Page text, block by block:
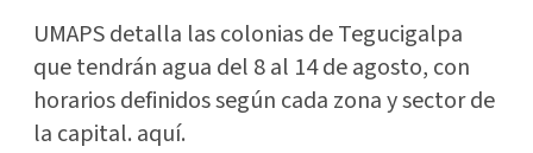
UMAPS detalla las colonias de Tegucigalpa
que tendrán agua del 8 al 14 de agosto, con
horarios definidos según cada zona y sector de
la capital. aquí.